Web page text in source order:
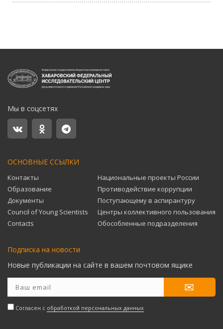
Мы в соцсетях
ОСНОВНЫЕ ССЫЛКИ
Контакты
Образование
Документы
Council of Young Scientists
Contacts
Национальные проекты России
Противодействие коррупции
Поступающему в аспирантуру
Центры коллективного пользования
Обособленные подразделения
Подписка на новости
Новые публикации на сайте в вашем почтовом ящике
Согласен с обработкой персональных данных